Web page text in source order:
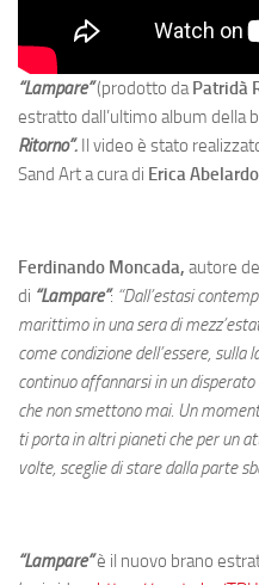
“Lampare”(prodotto daPatridà
estratto dall’ultimo album della
Ritorno”. Il video è stato
Sand Art a cura di Erica
Ferdinando Moncada, autore
di “Lampare”: “Dall’estasi
marittimo in una sera di
come condizione dell’essere, sulla
continuo affannarsi in un
che non smettono mai. Un
ti porta in altri pianeti che per un
volte, sceglie di stare dalla parte
“Lampare”è il nuovo brano